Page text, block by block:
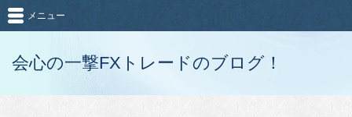
会心の一撃FXトレードのブログ！
メニュー